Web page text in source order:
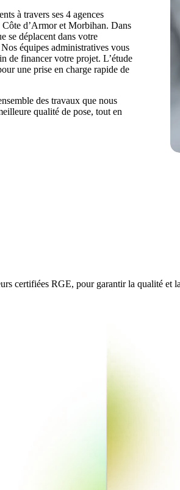
à travers ses 4 agences
d’Armor et Morbihan. Dans
se déplacent dans votre
équipes administratives vous
de financer votre projet. L’étude
une prise en charge rapide de
des travaux que nous
qualité de pose, tout en
certifiées RGE, pour garantir la qualité